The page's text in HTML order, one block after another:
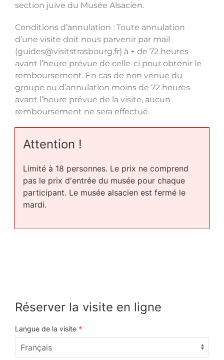
section juive du Musée Alsacien.
Conditions d’annulation : Toute annulation
d’une visite doit nous parvenir par mail
(guides@visitstrasbourg.fr) à + de 72 heures
avant l’heure prévue de celle-ci pour obtenir le
remboursement. En cas de non venue du
groupe ou d’annulation moins de 72 heures
avant l’heure prévue de la visite, aucun
remboursement ne sera effectué.
Attention !
Limité à 18 personnes. Le prix ne comprend
pas le prix d'entrée du musée pour chaque
participant. Le musée alsacien est fermé le
mardi.
Réserver la visite en ligne
Langue de la visite *